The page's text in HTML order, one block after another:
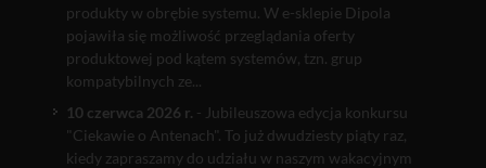
produkty w obrębie systemu. W e-sklepie Dipola
pojawiła się możliwość przeglądania oferty
produktowej pod kątem systemów, tzn. grup
kompatybilnych ze...
10 czerwca 2026 r. - Jubileuszowa edycja konkursu
"Ciekawie o Antenach". To już dwudziesty piąty raz,
kiedy zapraszamy do udziału w naszym wakacyjnym